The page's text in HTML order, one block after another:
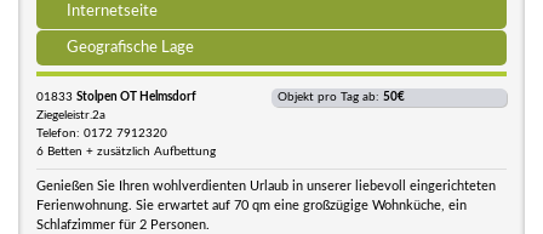
Internetseite
Geografische Lage
01833 Stolpen OT Helmsdorf
Ziegeleistr.2a
Telefon: 0172 7912320
6 Betten + zusätzlich Aufbettung
Objekt pro Tag ab: 50€
Genießen Sie Ihren wohlverdienten Urlaub in unserer liebevoll eingerichteten
Ferienwohnung. Sie erwartet auf 70 qm eine großzügige Wohnküche, ein
Schlafzimmer für 2 Personen.